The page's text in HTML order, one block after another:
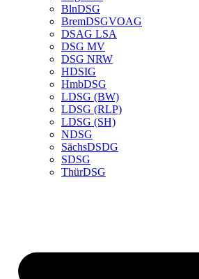
BlnDSG
BremDSGVOAG
DSAG LSA
DSG MV
DSG NRW
HDSIG
HmbDSG
LDSG (BW)
LDSG (RLP)
LDSG (SH)
NDSG
SächsDSDG
SDSG
ThürDSG